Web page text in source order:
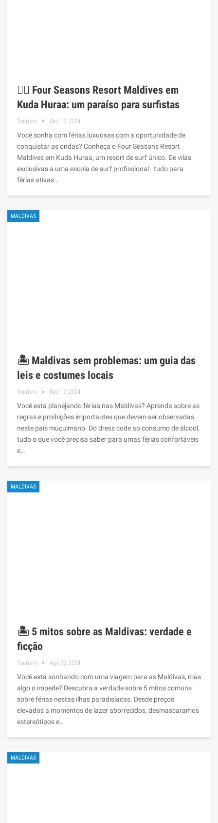
🏄‍♂️ Four Seasons Resort Maldives em
Kuda Huraa: um paraíso para surfistas
Tourism Dez 17, 2024
Você sonha com férias luxuosas com a oportunidade de
conquistar as ondas? Conheça o Four Seasons Resort
Maldives em Kuda Huraa, um resort de surf único. De vilas
exclusivas a uma escola de surf profissional - tudo para
férias ativas…
MALDIVAS
🏝️ Maldivas sem problemas: um guia das
leis e costumes locais
Tourism Dez 17, 2024
Você está planejando férias nas Maldivas? Aprenda sobre as
regras e proibições importantes que devem ser observadas
neste país muçulmano. Do dress code ao consumo de álcool,
tudo o que você precisa saber para umas férias confortáveis ​​
e…
MALDIVAS
🏝️ 5 mitos sobre as Maldivas: verdade e
ficção
Tourism Ago 22, 2024
Você está sonhando com uma viagem para as Maldivas, mas
algo o impede? Descubra a verdade sobre 5 mitos comuns
sobre férias nestas ilhas paradisíacas. Desde preços
elevados a momentos de lazer aborrecidos, desmascaramos
estereótipos e…
MALDIVAS